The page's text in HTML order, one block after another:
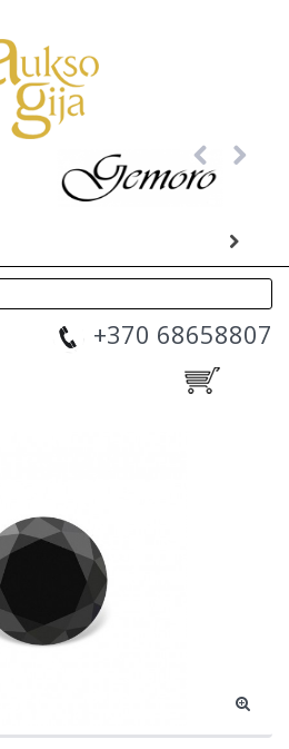
+370 68658807